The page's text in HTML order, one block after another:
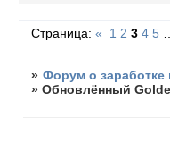
Страница:« 1 2 3 4 5
» Форум о заработке
»Обновлённый